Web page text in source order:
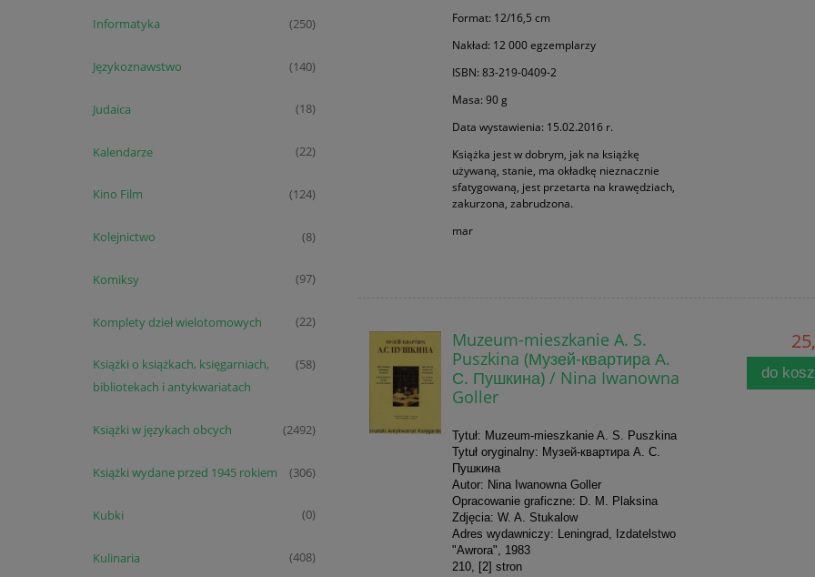
Informatyka (250)
Językoznawstwo (140)
Judaica (18)
Kalendarze (22)
Kino Film (124)
Kolejnictwo (8)
Komiksy (97)
Komplety dzieł wielotomowych (22)
Książki o książkach, księgarniach,
bibliotekach i antykwariatach
(58)
Książki w językach obcych (2492)
Książki wydane przed 1945 rokiem (306)
Kubki (0)
Kulinaria (408)
Format: 12/16,5 cm
Nakład: 12 000 egzemplarzy
ISBN: 83-219-0409-2
Masa: 90 g
Data wystawienia: 15.02.2016 r.
Książka jest w dobrym, jak na książkę
używaną, stanie, ma okładkę nieznacznie
sfatygowaną, jest przetarta na krawędziach,
zakurzona, zabrudzona.
mar
Muzeum-mieszkanie A. S.
Puszkina (Музей-квартира А.
С. Пушкина) / Nina Iwanowna
Goller
Tytuł: Muzeum-mieszkanie A. S. Puszkina
Tytuł oryginalny: Музей-квартира А. С.
Пушкина
Autor: Nina Iwanowna Goller
Opracowanie graficzne: D. M. Plaksina
Zdjęcia: W. A. Stukalow
Adres wydawniczy: Leningrad, Izdatelstwo
"Awrora", 1983
210, [2] stron
do